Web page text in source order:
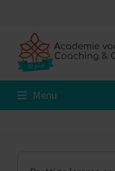
content
Menu